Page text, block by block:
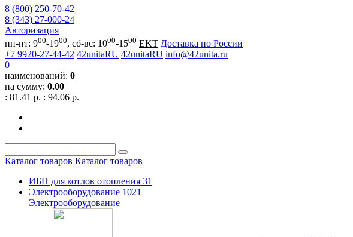
8 (800) 250-70-42
8 (343) 27-000-24
Авторизация
пн-пт: 900-1900, сб-вс: 1000-1500 EKT Доставка по России
+7 9920-27-44-42 42unitaRU 42unitaRU info@42unita.ru
0
наименований: 0
на сумму: 0.00
: 81.41 р. : 94.06 р.
Каталог товаров Каталог товаров
ИБП для котлов отопления 31
Электрооборудование 1021
Электрооборудование